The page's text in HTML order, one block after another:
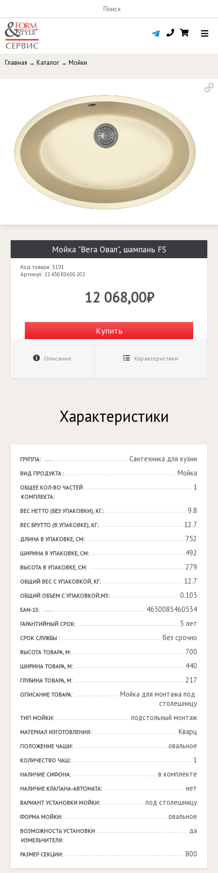
Главная → Каталог → Мойки
Мойка "Вега Овал", шампань FS
Код товара: 3191
Артикул: 22.430.E0650.202
12 068,00₽
Купить
Описание Характеристики
Характеристики
ГРУППА: Сантехника для кухни
ВИД ПРОДУКТА : Мойка
ОБЩЕЕ КОЛ-ВО ЧАСТЕЙ
КОМПЛЕКТА:
1
ВЕС НЕТТО (БЕЗ УПАКОВКИ), КГ.: 9.8
ВЕС БРУТТО (В УПАКОВКЕ), КГ.: 12.7
ДЛИНА В УПАКОВКЕ, СМ: 752
ШИРИНА В УПАКОВКЕ, СМ: 492
ВЫСОТА В УПАКОВКЕ, СМ: 279
ОБЩИЙ ВЕС С УПАКОВКОЙ, КГ: 12.7
ОБЩИЙ ОБЪЕМ С УПАКОВКОЙ,М3: 0.103
EAN-13: 4630085460534
ГАРАНТИЙНЫЙ СРОК: 5 лет
СРОК СЛУЖБЫ : без срочно
ВЫСОТА ТОВАРА, М: 700
ШИРИНА ТОВАРА, М: 440
ГЛУБИНА ТОВАРА, М: 217
ОПИСАНИЕ ТОВАРА:
Мойка для монтажа под
столешницу
ТИП МОЙКИ: подстольный монтаж
МАТЕРИАЛ ИЗГОТОВЛЕНИЯ: Кварц
ПОЛОЖЕНИЕ ЧАШИ: овальное
КОЛИЧЕСТВО ЧАШ: 1
НАЛИЧИЕ СИФОНА: в комплекте
НАЛИЧИЕ КЛАПАНА-АВТОМАТА: нет
ВАРИАНТ УСТАНОВКИ МОЙКИ: под столешницу
ФОРМА МОЙКИ: овальное
ВОЗМОЖНОСТЬ УСТАНОВКИ
ИЗМЕЛЬЧИТЕЛЯ:
да
РАЗМЕР СЕКЦИИ: 800